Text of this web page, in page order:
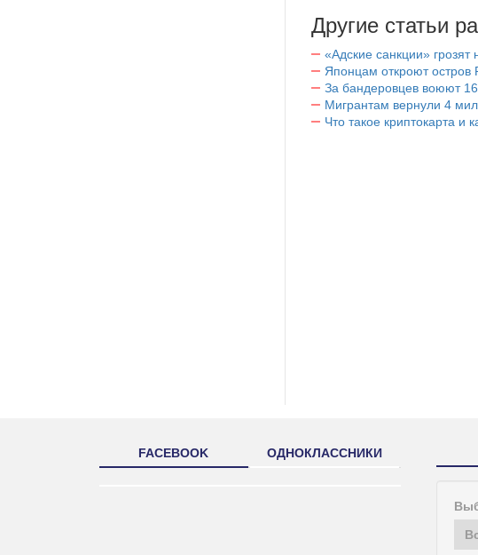
Другие статьи
«Адские санкции»
Японцам откроют остров
За бандеровцев воюют
Мигрантам вернули 4
Что такое криптокарта и
FACEBOOK ОДНОКЛАССНИКИ